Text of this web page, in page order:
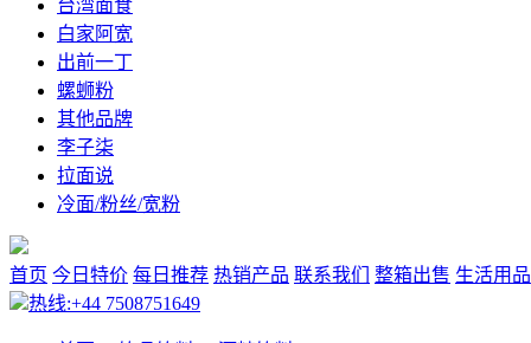
台湾面食
白家阿宽
出前一丁
螺蛳粉
其他品牌
李子柒
拉面说
冷面/粉丝/宽粉
首页 今日特价 每日推荐 热销产品 联系我们 整箱出售 生活用品
热线:+44 7508751649